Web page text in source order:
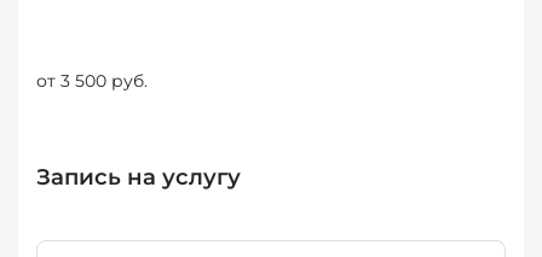
от 3 500 руб.
Запись на услугу